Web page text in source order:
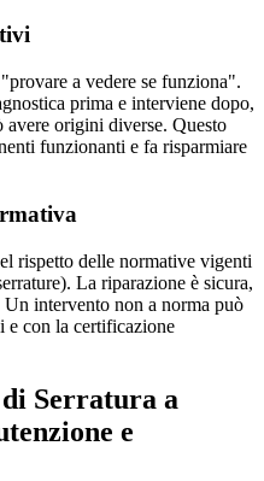
a vedere se funziona".
prima e interviene dopo,
avere origini diverse. Questo
funzionanti e fa risparmiare
rispetto delle normative vigenti
La riparazione è sicura,
Un intervento non a norma può
e con la certificazione
Serratura a
e